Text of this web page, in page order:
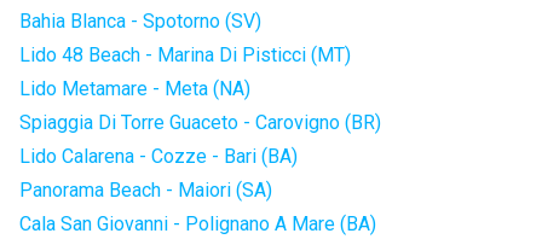
Bahia Blanca - Spotorno (SV)
Lido 48 Beach - Marina Di Pisticci (MT)
Lido Metamare - Meta (NA)
Spiaggia Di Torre Guaceto - Carovigno (BR)
Lido Calarena - Cozze - Bari (BA)
Panorama Beach - Maiori (SA)
Cala San Giovanni - Polignano A Mare (BA)